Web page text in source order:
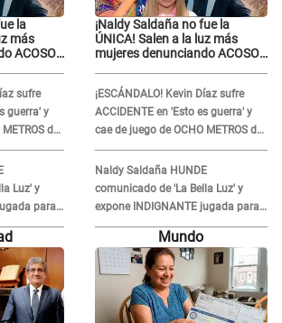
la
más
ACOSO
sufre
guerra' y
de
rompe..."
Luz' y
para
he
¡Naldy Saldaña no fue la
ÚNICA! Salen a la luz más
mujeres denunciando ACOSO
director
¡ESCÁNDALO! Kevin Díaz sufre
ACCIDENTE en 'Esto es guerra' y
cae de juego de OCHO METROS de
altura: "La colchoneta se rompe..."
Naldy Saldaña HUNDE
comunicado de 'La Bella Luz' y
expone INDIGNANTE jugada para
DEFENDER a director: "Que he
tenido algo..."Mundo